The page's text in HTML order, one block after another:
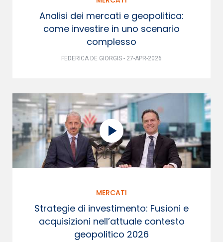
Analisi dei mercati e geopolitica:
come investire in uno scenario
complesso
FEDERICA DE GIORGIS - 27-APR-2026
MERCATI
Strategie di investimento: Fusioni e
acquisizioni nell’attuale contesto
geopolitico 2026